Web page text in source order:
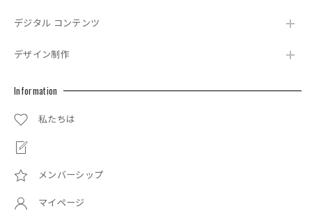
デジタル コンテンツ
デザイン制作
Information
私たちは
メンバーシップ
マイページ